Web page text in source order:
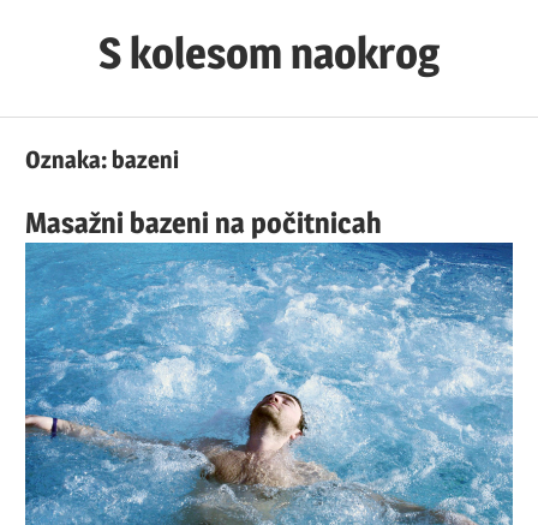
S kolesom naokrog
Oznaka: bazeni
Masažni bazeni na počitnicah